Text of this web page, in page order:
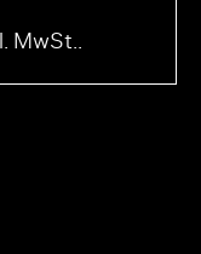
MwSt..